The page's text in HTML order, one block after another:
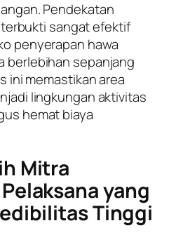
Pendekatan
sangat efektif
penyerapan hawa
berlebihan sepanjang
ini memastikan area
lingkungan aktivitas
hemat biaya
Mitra
yang
Tinggi